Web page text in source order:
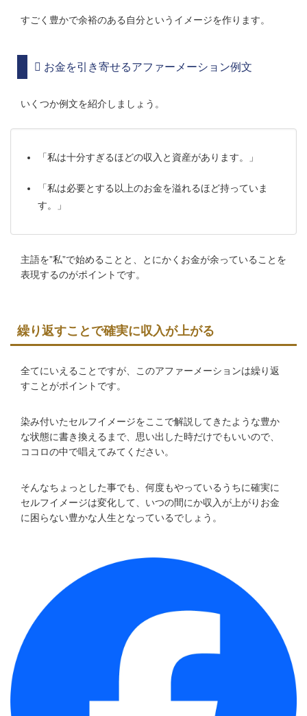
すごく豊かで余裕のある自分というイメージを作ります。
お金を引き寄せるアファーメーション例文
いくつか例文を紹介しましょう。
「私は十分すぎるほどの収入と資産があります。」
「私は必要とする以上のお金を溢れるほど持っていま
す。」
主語を”私”で始めることと、とにかくお金が余っていることを
表現するのがポイントです。
繰り返すことで確実に収入が上がる
全てにいえることですが、このアファーメーションは繰り返
すことがポイントです。
染み付いたセルフイメージをここで解説してきたような豊か
な状態に書き換えるまで、思い出した時だけでもいいので、
ココロの中で唱えてみてください。
そんなちょっとした事でも、何度もやっているうちに確実に
セルフイメージは変化して、いつの間にか収入が上がりお金
に困らない豊かな人生となっているでしょう。